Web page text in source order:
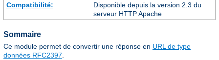
Compatibilité:
Disponible depuis la version 2.3 du
serveur HTTP Apache
Sommaire
Ce module permet de convertir une réponse en URL de type
données RFC2397